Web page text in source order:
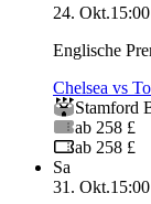
24. Okt.15:00
Englische
Chelsea vs
Stamford
ab 258 £
ab 258 £
Sa
31. Okt.15:00